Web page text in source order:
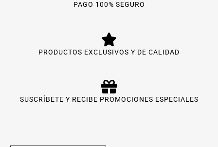
PAGO 100% SEGURO
PRODUCTOS EXCLUSIVOS Y DE CALIDAD
SUSCRÍBETE Y RECIBE PROMOCIONES ESPECIALES